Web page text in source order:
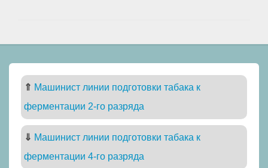
⇑ Машинист линии подготовки табака к
ферментации 2-го разряда
⇓ Машинист линии подготовки табака к
ферментации 4-го разряда